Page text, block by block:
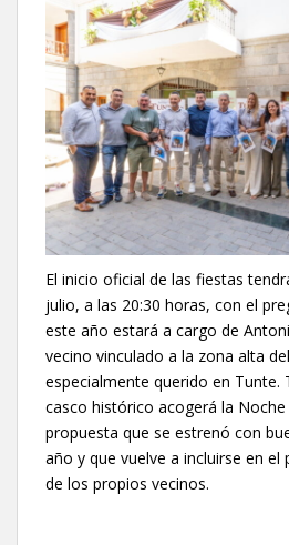
El inicio oficial de las fiestas
julio, a las 20:30 horas, con el
este año estará a cargo de
vecino vinculado a la zona alta
especialmente querido en Tunte.
casco histórico acogerá la Noche
propuesta que se estrenó con
año y que vuelve a incluirse en
de los propios vecinos.